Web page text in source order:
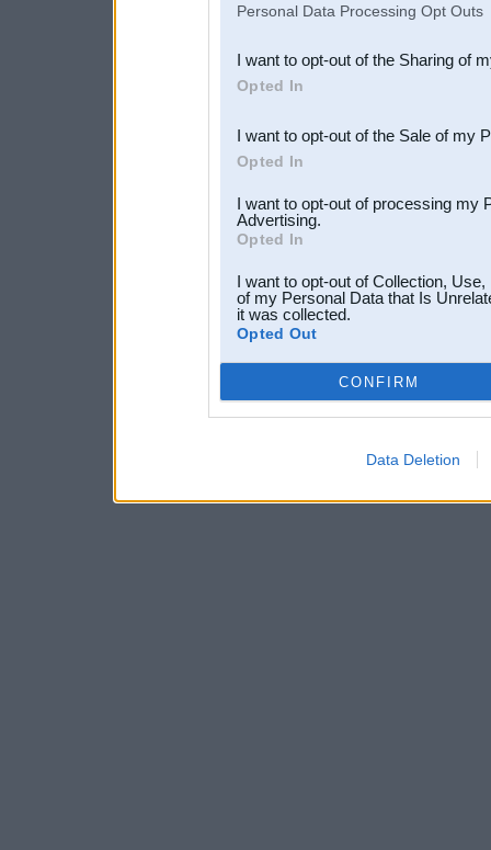
Downstream Participants
third parties.
Personal Data Processing Opt Outs
I want to opt-out of the Sharing of
Opted In
I want to opt-out of the Sale of my
Opted In
I want to opt-out of processing my
Advertising.
Opted In
I want to opt-out of Collection,
of my Personal Data that Is
it was collected.
Opted Out
CONFIRM
Data Deletion